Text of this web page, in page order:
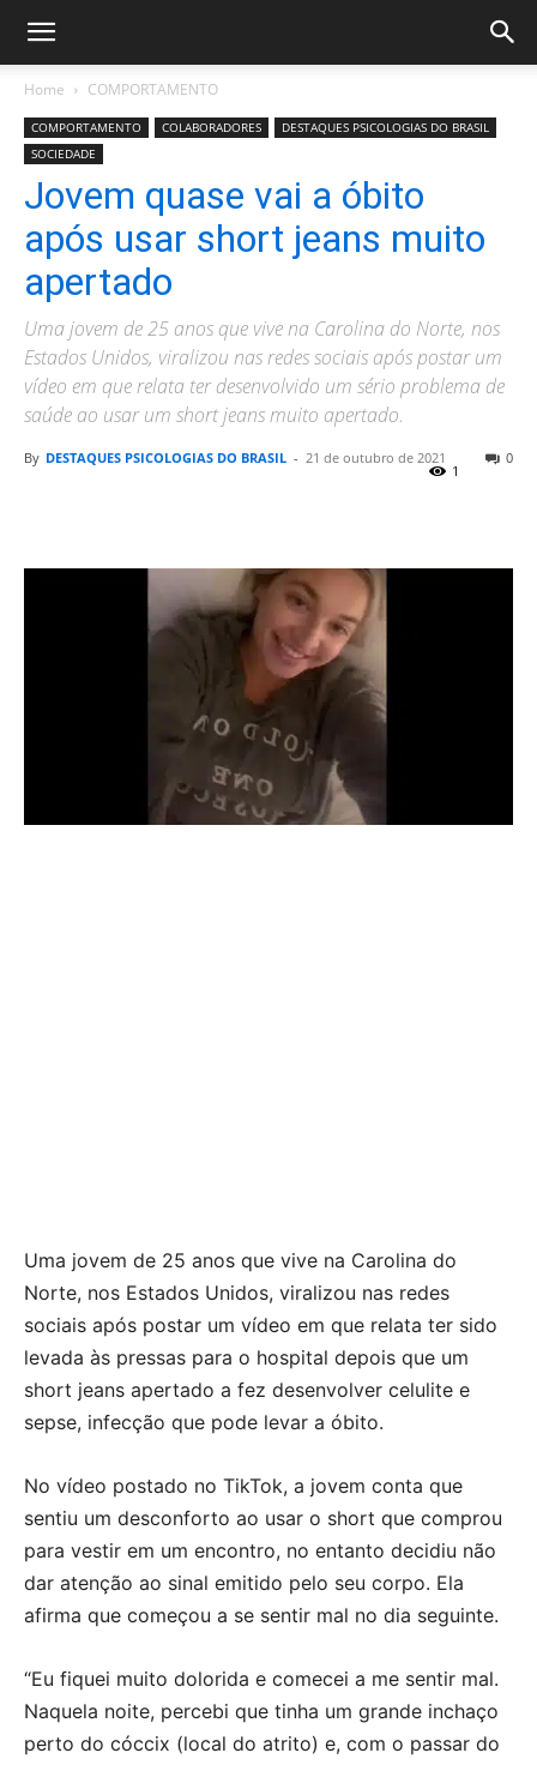
Home COMPORTAMENTO
COMPORTAMENTO COLABORADORES
DESTAQUES PSICOLOGIAS DO BRASIL
SOCIEDADE
Jovem quase vai a óbito
após usar short jeans muito
apertado
Uma jovem de 25 anos que vive na Carolina do Norte, nos
Estados Unidos, viralizou nas redes sociais após postar um
vídeo em que relata ter desenvolvido um sério problema de
saúde ao usar um short jeans muito apertado.
By DESTAQUES PSICOLOGIAS DO BRASIL - 21 de outubro de 2021 0
1
Uma jovem de 25 anos que vive na Carolina do
Norte, nos Estados Unidos, viralizou nas redes
sociais após postar um vídeo em que relata ter sido
levada às pressas para o hospital depois que um
short jeans apertado a fez desenvolver celulite e
sepse, infecção que pode levar a óbito.
No vídeo postado no TikTok, a jovem conta que
sentiu um desconforto ao usar o short que comprou
para vestir em um encontro, no entanto decidiu não
dar atenção ao sinal emitido pelo seu corpo. Ela
afirma que começou a se sentir mal no dia seguinte.
“Eu fiquei muito dolorida e comecei a me sentir mal.
Naquela noite, percebi que tinha um grande inchaço
perto do cóccix (local do atrito) e, com o passar do